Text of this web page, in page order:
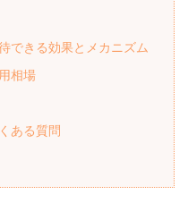
できる効果とメカニズム
相場
ある質問